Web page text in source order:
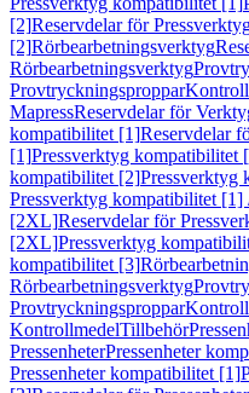
[2]Reservdelar för
[2]Rörbearbetningsverktyg
Rörbearbetningsverktyg
Provtryckningsproppar
MapressReservdelar för
kompatibilitet [1]Reservdelar
[1]Pressverktyg kompatibilitet
kompatibilitet [2]Pressverktyg
Pressverktyg kompatibilitet [1]
[2XL]Reservdelar för
[2XL]Pressverktyg
kompatibilitet [3]
Rörbearbetningsverktyg
Provtryckningsproppar
KontrollmedelTillbehör
PressenheterPressenheter
Pressenheter kompatibilitet [1]